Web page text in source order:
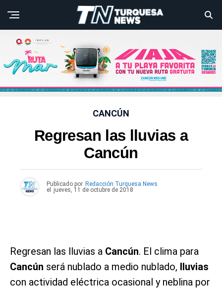
CANCÚN
Regresan las lluvias a
Cancún
Publicado por Redacción Turquesa News
el
jueves, 11 de octubre de 2018
Regresan las lluvias a Cancún. El clima para
Cancún será nublado a medio nublado,
lluvias
con actividad eléctrica ocasional y neblina por